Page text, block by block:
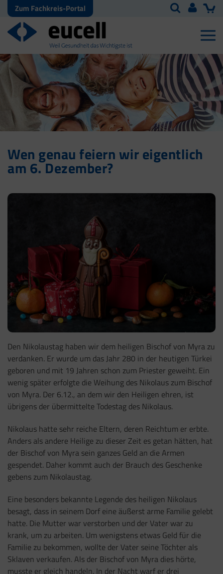
Zum Fachkreis-Portal
Wen genau feiern wir eigentlich
am 6. Dezember?
Den Nikolaustag haben wir dem heiligen Bischof von Myra zu
verdanken. Er wurde um das Jahr 280 in der heutigen Türkei
geboren und mit 19 Jahren schon zum Priester geweiht. Ein
wenig später erfolgte die Weihung des Nikolaus zum Bischof
von Myra. Der 6.12., an dem wir den Heiligen ehren, ist
übrigens der übermittelte Todestag des Nikolaus.
Nikolaus hatte sehr reiche Eltern, deren Reichtum er erbte.
Anders als andere Heilige zu dieser Zeit es getan hätten, hat
der Bischof von Myra sein ganzes Geld an die Armen
gespendet. Daher kommt auch der Brauch des Geschenke
gebens zum Nikolaustag.
Eine besonders bekannte Legende des heiligen Nikolaus
besagt, dass in seinem Dorf eine äußerst arme Familie gelebt
hatte. Die Mutter war verstorben und der Vater war zu
krank, um zu arbeiten. Um wenigstens etwas Geld für die
Familie zu bekommen, wollte der Vater seine Töchter als
Sklaven verkaufen. Als der Bischof von Myra dies hörte,
musste er gleich handeln. In der Nacht warf er drei